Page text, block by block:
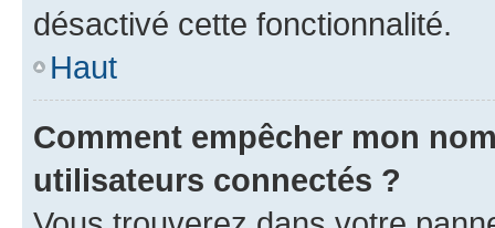
désactivé cette fonctionnalité.
Haut
Comment empêcher mon
utilisateurs connectés ?